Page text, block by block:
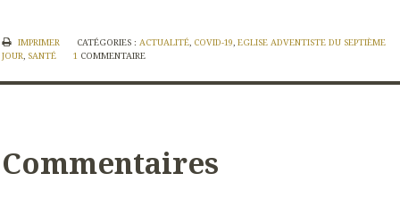
IMPRIMER CATÉGORIES : ACTUALITÉ, COVID-19, EGLISE ADVENTISTE DU SEPTIÈME
JOUR, SANTÉ 1 COMMENTAIRE
Commentaires